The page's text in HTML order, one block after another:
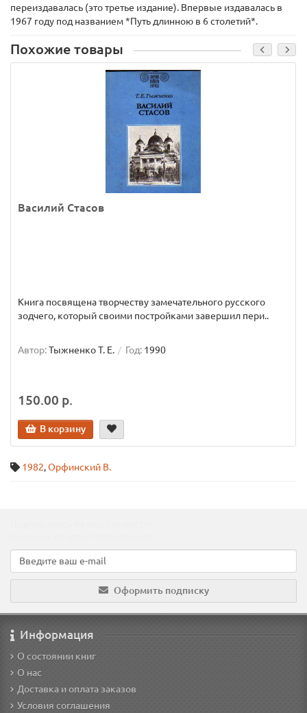
переиздавалась (это третье издание). Впервые издавалась в
1967 году под названием *Путь длинною в 6 столетий*.
Похожие товары
Василий Стасов
Книга посвящена творчеству замечательного русского
зодчего, который своими постройками завершил пери..
Автор:Тыжненко Т. Е. Год: 1990
150.00 р.
В корзину
1982,Орфинский В.
Оформить подписку
Информация
О состоянии книг
О нас
Доставка и оплата заказов
Условия соглашения